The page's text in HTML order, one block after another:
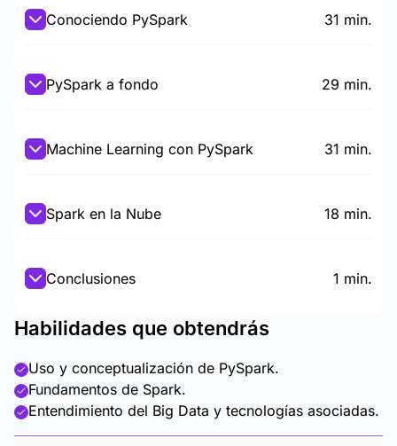
Conociendo PySpark 31 min.
PySpark a fondo 29 min.
Machine Learning con PySpark 31 min.
Spark en la Nube 18 min.
Conclusiones 1 min.
Habilidades que obtendrás
Uso y conceptualización de PySpark.
Fundamentos de Spark.
Entendimiento del Big Data y tecnologías asociadas.